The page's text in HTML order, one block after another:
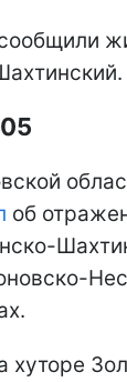
об
хуторе